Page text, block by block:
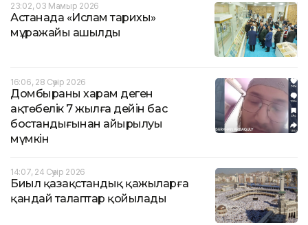
23:02, 03 Мамыр 2026
Астанада «Ислам тарихы»
мұражайы ашылды
16:06, 28 Сәуір 2026
Домбыраны харам деген
ақтөбелік 7 жылға дейін бас
бостандығынан айырылуы
мүмкін
14:07, 24 Сәуір 2026
Биыл қазақстандық қажыларға
қандай талаптар қойылады